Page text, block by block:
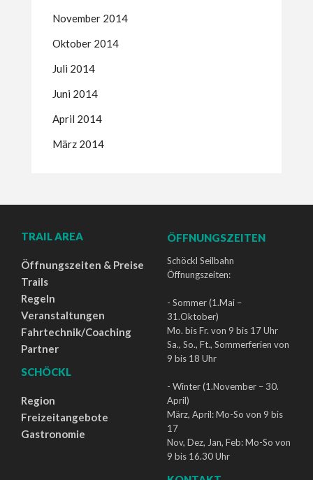
November 2014
Oktober 2014
Juli 2014
Juni 2014
April 2014
März 2014
TRAIL AREA
Öffnungszeiten & Preise
Trails
Regeln
Veranstaltungen
Fahrtechnik/Coaching
Partner
SCHÖCKL
Region
Freizeitangebote
Gastronomie
ÖFFNUNGSZEITEN
Schöckl Seilbahn
Öffnungszeiten:
- Sommer (1.Mai –
31.Oktober)
Mo. bis Fr. von 9 bis 17 Uhr
Sa., So., Ft., Sommerferien von
9 bis 18 Uhr
- Winter (1.November – 30.
April)
März, April: Mo-So von 9 bis
17
Nov, Dez, Jan, Feb: Mo-So von
9 bis 16.30 Uhr